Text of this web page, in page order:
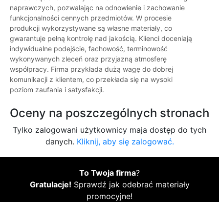
naprawczych, pozwalając na odnowienie i zachowanie
funkcjonalności cennych przedmiotów. W procesie
produkcji wykorzystywane są własne materiały, co
gwarantuje pełną kontrolę nad jakością. Klienci doceniają
indywidualne podejście, fachowość, terminowość
wykonywanych zleceń oraz przyjazną atmosferę
współpracy. Firma przykłada dużą wagę do dobrej
komunikacji z klientem, co przekłada się na wysoki
poziom zaufania i satysfakcji.
Oceny na poszczególnych stronach
Tylko zalogowani użytkownicy maja dostęp do tych
danych. Kliknij, aby się zalogować.
To Twoja firma?
Gratulacje! Sprawdź jak odebrać materiały
promocyjne!